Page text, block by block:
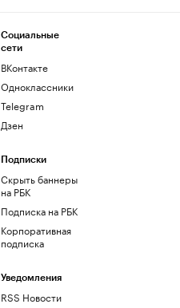
Социальные
сети
ВКонтакте
Одноклассники
Telegram
Дзен
Подписки
Скрыть баннеры
на РБК
Подписка на РБК
Корпоративная
подписка
Уведомления
RSS Новости